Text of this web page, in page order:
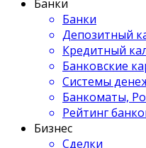
Банки
Банки
Депозитный
Кредитный
Банковские
Системы
Банкоматы,
Рейтинг
Бизнес
Сделки